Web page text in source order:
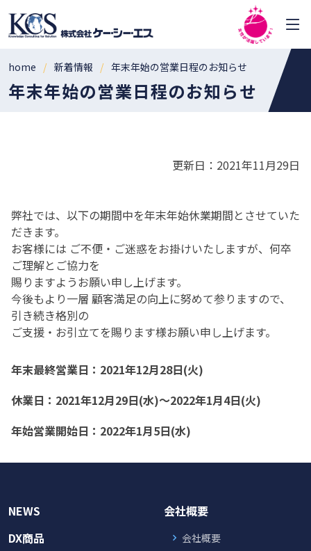
home 新着情報 年末年始の営業日程のお知らせ
年末年始の営業日程のお知らせ
更新日：2021年11月29日
弊社では、以下の期間中を年末年始休業期間とさせていた
だきます。
お客様には ご不便・ご迷惑をお掛けいたしますが、何卒
ご理解とご協力を
賜りますようお願い申し上げます。
今後もより一層 顧客満足の向上に努めて参りますので、
引き続き格別の
ご支援・お引立てを賜ります様お願い申し上げます。
年末最終営業日：2021年12月28日(火)
休業日：2021年12月29日(水)～2022年1月4日(火)
年始営業開始日：2022年1月5日(水)
NEWS
DX商品
会社概要
会社概要